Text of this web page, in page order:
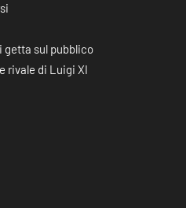
getta sul pubblico
rivale di Luigi XI